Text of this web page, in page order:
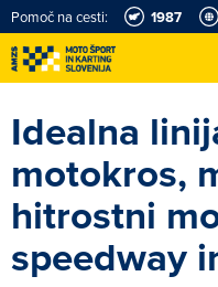
Pomoč na cesti: 1987
Idealna
motokros,
hitrostni
speedway